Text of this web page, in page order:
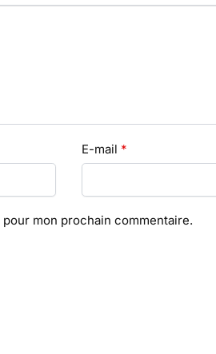
E-mail *
mon prochain commentaire.